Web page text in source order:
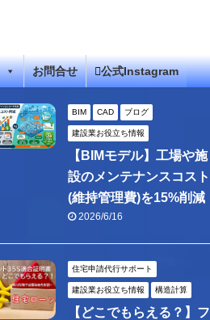
お問合せ 公式Instagram
BIM CAD ブログ
建設業お役立ち情報
【BIMモデル】工場や施
設のメンテナンスコスト
(維持管理費)を15%削減
2026/6/16
住宅申請代行サポート
建設業お役立ち情報 構造計算
【どこでもらえる？】フ